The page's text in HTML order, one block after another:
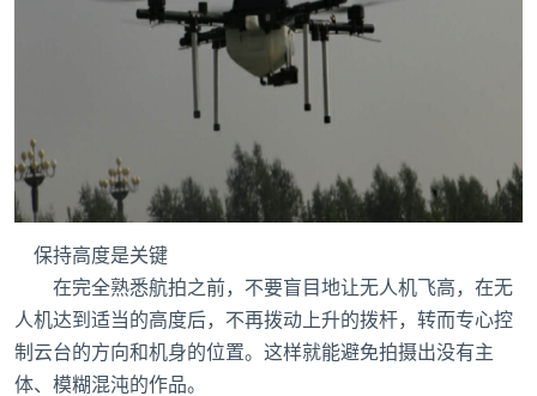
保持高度是关键
在完全熟悉航拍之前，不要盲目地让无人机飞高，在无
人机达到适当的高度后，不再拨动上升的拨杆，转而专心控
制云台的方向和机身的位置。这样就能避免拍摄出没有主
体、模糊混沌的作品。